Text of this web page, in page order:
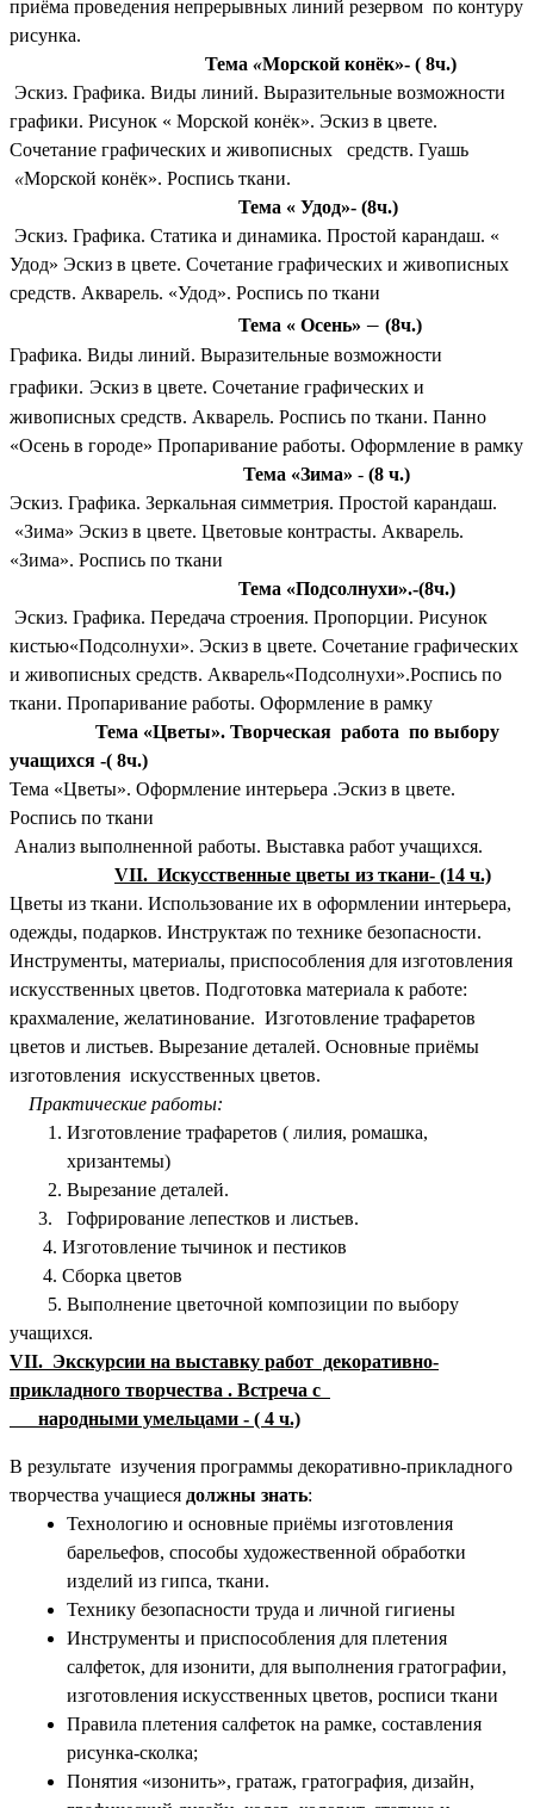
приёма проведения непрерывных линий резервом по контуру
рисунка.
Тема «Морской конёк»- ( 8ч.)
Эскиз. Графика. Виды линий. Выразительные возможности
графики. Рисунок « Морской конёк». Эскиз в цвете.
Сочетание графических и живописных средств. Гуашь
«Морской конёк». Роспись ткани.
Тема « Удод»- (8ч.)
Эскиз. Графика. Статика и динамика. Простой карандаш. «
Удод» Эскиз в цвете. Сочетание графических и живописных
средств. Акварель. «Удод». Роспись по ткани
Тема « Осень» – (8ч.)
Графика. Виды линий. Выразительные возможности
графики. Эскиз в цвете. Сочетание графических и
живописных средств. Акварель. Роспись по ткани. Панно
«Осень в городе» Пропаривание работы. Оформление в рамку
Тема «Зима» - (8 ч.)
Эскиз. Графика. Зеркальная симметрия. Простой карандаш.
«Зима» Эскиз в цвете. Цветовые контрасты. Акварель.
«Зима». Роспись по ткани
Тема «Подсолнухи».-(8ч.)
Эскиз. Графика. Передача строения. Пропорции. Рисунок
кистью«Подсолнухи». Эскиз в цвете. Сочетание графических
и живописных средств. Акварель«Подсолнухи».Роспись по
ткани. Пропаривание работы. Оформление в рамку
Тема «Цветы». Творческая работа по выбору
учащихся -( 8ч.)
Тема «Цветы». Оформление интерьера .Эскиз в цвете.
Роспись по ткани
Анализ выполненной работы. Выставка работ учащихся.
VII. Искусственные цветы из ткани- (14 ч.)
Цветы из ткани. Использование их в оформлении интерьера,
одежды, подарков. Инструктаж по технике безопасности.
Инструменты, материалы, приспособления для изготовления
искусственных цветов. Подготовка материала к работе:
крахмаление, желатинование. Изготовление трафаретов
цветов и листьев. Вырезание деталей. Основные приёмы
изготовления искусственных цветов.
Практические работы:
Изготовление трафаретов ( лилия, ромашка,
хризантемы)
Вырезание деталей.
3. Гофрирование лепестков и листьев.
4. Изготовление тычинок и пестиков
4. Сборка цветов
5. Выполнение цветочной композиции по выбору
учащихся.
VII. Экскурсии на выставку работ декоративно-
прикладного творчества . Встреча с
народными умельцами - ( 4 ч.)
В результате изучения программы декоративно-прикладного
творчества учащиеся должны знать:
Технологию и основные приёмы изготовления
барельефов, способы художественной обработки
изделий из гипса, ткани.
Технику безопасности труда и личной гигиены
Инструменты и приспособления для плетения
салфеток, для изонити, для выполнения гратографии,
изготовления искусственных цветов, росписи ткани
Правила плетения салфеток на рамке, составления
рисунка-сколка;
Понятия «изонить», гратаж, гратография, дизайн,